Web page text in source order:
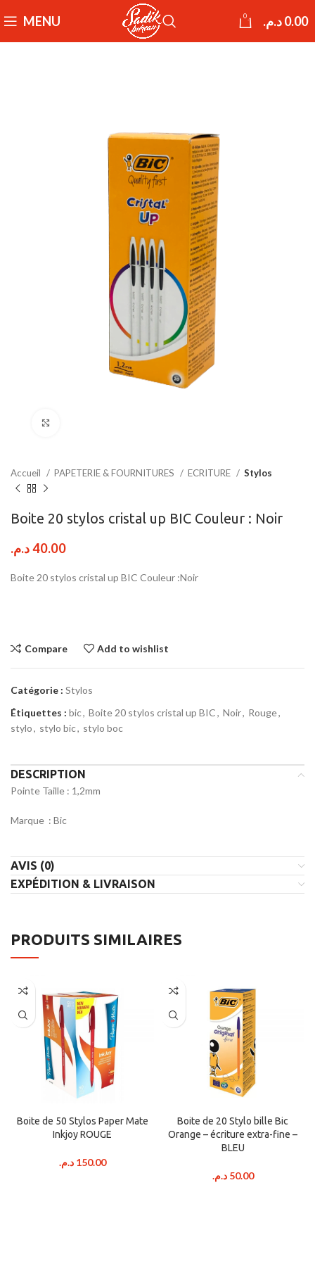
MENU 0 0.00د.م.
Accueil PAPETERIE & FOURNITURES ECRITURE Stylos
Boite 20 stylos cristal up BIC Couleur : Noir
40.00د.م.
Boite 20 stylos cristal up BIC Couleur :Noir
Compare Add to wishlist
Catégorie : Stylos
Étiquettes : bic, Boite 20 stylos cristal up BIC, Noir, Rouge,
stylo, stylo bic, stylo boc
DESCRIPTION
Pointe Taille : 1,2mm
Marque : Bic
AVIS (0)
EXPÉDITION & LIVRAISON
PRODUITS SIMILAIRES
Boite de 50 Stylos Paper Mate
Inkjoy ROUGE
150.00 د.م.
Boite de 20 Stylo bille Bic
Orange – écriture extra-fine –
BLEU
50.00 د.م.